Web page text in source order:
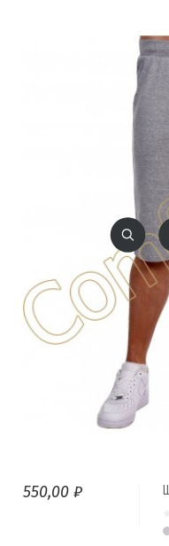
550,00 ₽